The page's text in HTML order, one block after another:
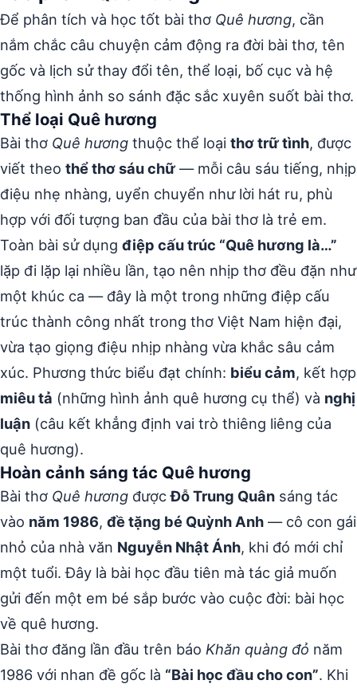
Để phân tích và học tốt bài thơ Quê hương, cần
nắm chắc câu chuyện cảm động ra đời bài thơ, tên
gốc và lịch sử thay đổi tên, thể loại, bố cục và hệ
thống hình ảnh so sánh đặc sắc xuyên suốt bài thơ.
Thể loại Quê hương
Bài thơ Quê hương thuộc thể loại thơ trữ tình, được
viết theo thể thơ sáu chữ — mỗi câu sáu tiếng, nhịp
điệu nhẹ nhàng, uyển chuyển như lời hát ru, phù
hợp với đối tượng ban đầu của bài thơ là trẻ em.
Toàn bài sử dụng điệp cấu trúc “Quê hương là…”
lặp đi lặp lại nhiều lần, tạo nên nhịp thơ đều đặn như
một khúc ca — đây là một trong những điệp cấu
trúc thành công nhất trong thơ Việt Nam hiện đại,
vừa tạo giọng điệu nhịp nhàng vừa khắc sâu cảm
xúc. Phương thức biểu đạt chính: biểu cảm, kết hợp
miêu tả (những hình ảnh quê hương cụ thể) và nghị
luận (câu kết khẳng định vai trò thiêng liêng của
quê hương).
Hoàn cảnh sáng tác Quê hương
Bài thơ Quê hương đượcĐỗ Trung Quân sáng tác
vào năm 1986, đề tặng bé Quỳnh Anh — cô con gái
nhỏ của nhà văn Nguyễn Nhật Ánh, khi đó mới chỉ
một tuổi. Đây là bài học đầu tiên mà tác giả muốn
gửi đến một em bé sắp bước vào cuộc đời: bài học
về quê hương.
Bài thơ đăng lần đầu trên báo Khăn quàng đỏ năm
1986 với nhan đề gốc là “Bài học đầu cho con”. Khi